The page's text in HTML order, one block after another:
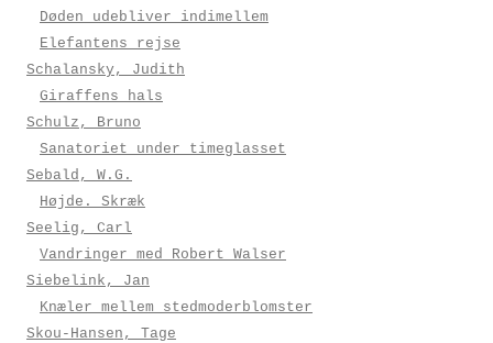
Døden udebliver indimellem
Elefantens rejse
Schalansky, Judith
Giraffens hals
Schulz, Bruno
Sanatoriet under timeglasset
Sebald, W.G.
Højde. Skræk
Seelig, Carl
Vandringer med Robert Walser
Siebelink, Jan
Knæler mellem stedmoderblomster
Skou-Hansen, Tage